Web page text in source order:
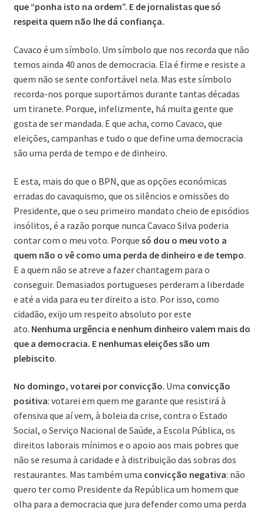
que “ponha isto na ordem”. E de jornalistas que só
respeita quem não lhe dá confiança.
Cavaco é um símbolo. Um símbolo que nos recorda que não
temos ainda 40 anos de democracia. Ela é firme e resiste a
quem não se sente confortável nela. Mas este símbolo
recorda-nos porque suportámos durante tantas décadas
um tiranete. Porque, infelizmente, há muita gente que
gosta de ser mandada. E que acha, como Cavaco, que
eleições, campanhas e tudo o que define uma democracia
são uma perda de tempo e de dinheiro.
E esta, mais do que o BPN, que as opções económicas
erradas do cavaquismo, que os silêncios e omissões do
Presidente, que o seu primeiro mandato cheio de episódios
insólitos, é a razão porque nunca Cavaco Silva poderia
contar com o meu voto. Porque só dou o meu voto a
quem não o vê como uma perda de dinheiro e de tempo.
E a quem não se atreve a fazer chantagem para o
conseguir. Demasiados portugueses perderam a liberdade
e até a vida para eu ter direito a isto. Por isso, como
cidadão, exijo um respeito absoluto por este
ato. Nenhuma urgência e nenhum dinheiro valem mais do
que a democracia. E nenhumas eleições são um
plebiscito.
No domingo, votarei por convicção. Uma convicção
positiva: votarei em quem me garante que resistirá à
ofensiva que aí vem, à boleia da crise, contra o Estado
Social, o Serviço Nacional de Saúde, a Escola Pública, os
direitos laborais mínimos e o apoio aos mais pobres que
não se resuma à caridade e à distribuição das sobras dos
restaurantes. Mas também uma convicção negativa: não
quero ter como Presidente da República um homem que
olha para a democracia que jura defender como uma perda